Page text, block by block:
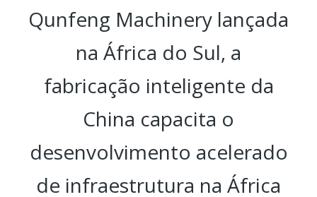
Qunfeng Machinery lançada
na África do Sul, a
fabricação inteligente da
China capacita o
desenvolvimento acelerado
de infraestrutura na África